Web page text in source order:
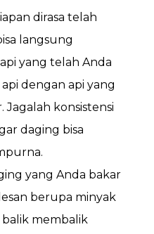
dirasa telah
langsung
yang telah Anda
dengan api yang
Jagalah konsistensi
daging bisa
yang Anda bakar
berupa minyak
balik membalik